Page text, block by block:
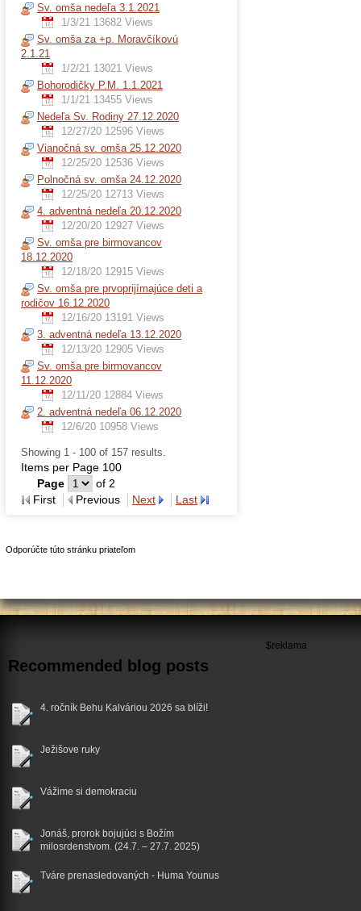
Sv. omša nedeľa 3.1.2021
1/3/21 13682 Views
Sv. omša za +p. Moravčíkovú
2.1.21
1/2/21 13021 Views
Bohorodičky P.M. 1.1.2021
1/1/21 13455 Views
Nedeľa Sv. Rodiny 27.12.2020
12/27/20 12596 Views
Vianočná sv. omša 25.12.2020
12/25/20 12536 Views
Polnočná sv. omša 24.12.2020
12/25/20 12713 Views
4. adventná nedeľa 20.12.2020
12/20/20 12927 Views
Sv. omša pre birmovancov
18.12.2020
12/18/20 12915 Views
Sv. omša pre prvoprijímajúce deti a
rodičov 16.12.2020
12/16/20 13191 Views
3. adventná nedeľa 13.12.2020
12/13/20 12905 Views
Sv. omša pre birmovancov
11.12.2020
12/11/20 12884 Views
2. adventná nedeľa 06.12.2020
12/6/20 10958 Views
Showing 1 - 100 of 157 results.
Items per Page 100
Page
of 2
First
Previous Next Last
Odporúčte túto stránku priateľom
Recommended blog posts
4. ročník Behu Kalváriou 2026 sa blíži!
Ježišove ruky
Vážime si demokraciu
Jonáš, prorok bojujúci s Božím
milosrdenstvom. (24.7. – 27.7. 2025)
Tváre prenasledovaných - Huma Younus
$reklama